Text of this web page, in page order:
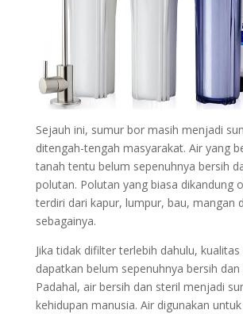
Sejauh ini, sumur bor masih menjadi
ditengah-tengah masyarakat. Air yang
tanah tentu belum sepenuhnya bersih
polutan. Polutan yang biasa dikandung
terdiri dari kapur, lumpur, bau, mangan
sebagainya.
Jika tidak difilter terlebih dahulu,
dapatkan belum sepenuhnya bersih dan
Padahal, air bersih dan steril menjadi
kehidupan manusia. Air digunakan